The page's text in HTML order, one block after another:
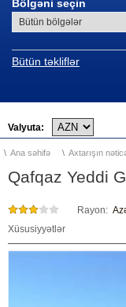
Dağ xizək kurortları
TUFAN (Qəbələ)
Dənizkənarı
Bakı, Abşeron
Nabran
Təbiət qoynunda
QUBA
Bölgəni seçin
Bütün təkliflər
Valyuta:
Ana səhifə Axtarışın
Qafqaz Yeddi
Rayon:
Xüsusiyyətlər